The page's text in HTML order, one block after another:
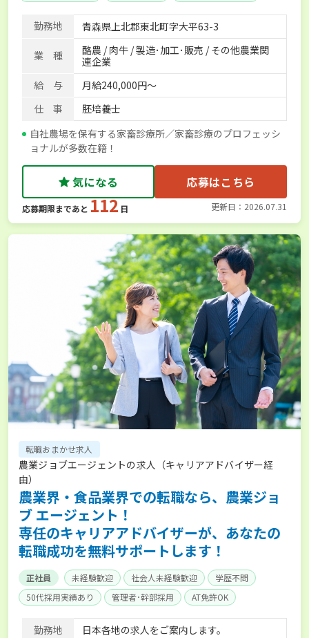
社会保険完備
勤務地 青森県上北郡東北町字大平63-3
業 種
酪農 / 肉牛 / 製造･加工･販売 / その他農業関
連企業
給 与
月給240,000円～
仕 事
胚培養士
自社農場を保有する家畜診療所／家畜診療のプロフェッシ
ョナルが多数在籍！
気になる 応募はこちら
応募期限まであと 112 日 更新日：2026.07.31
転職おまかせ求人
農業ジョブエージェントの求人（キャリアアドバイザー経
由）
農業界・食品業界での転職なら、農業ジョ
ブ エージェント！
専任のキャリアアドバイザーが、あなたの
転職成功を無料サポートします！
正社員 未経験歓迎 社会人未経験歓迎
学歴不問
50代採用実績あり
管理者･幹部採用
AT免許OK
家賃補助制度あり
食事補助あり
残業月20時間以内
勤務地 日本各地の求人をご案内します。